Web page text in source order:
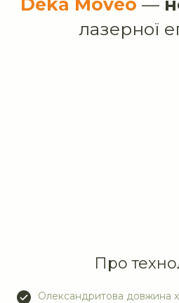
Deka Moveo —
лазерної
Про
Олександритова довжина